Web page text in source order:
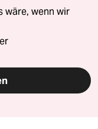
wäre, wenn wir